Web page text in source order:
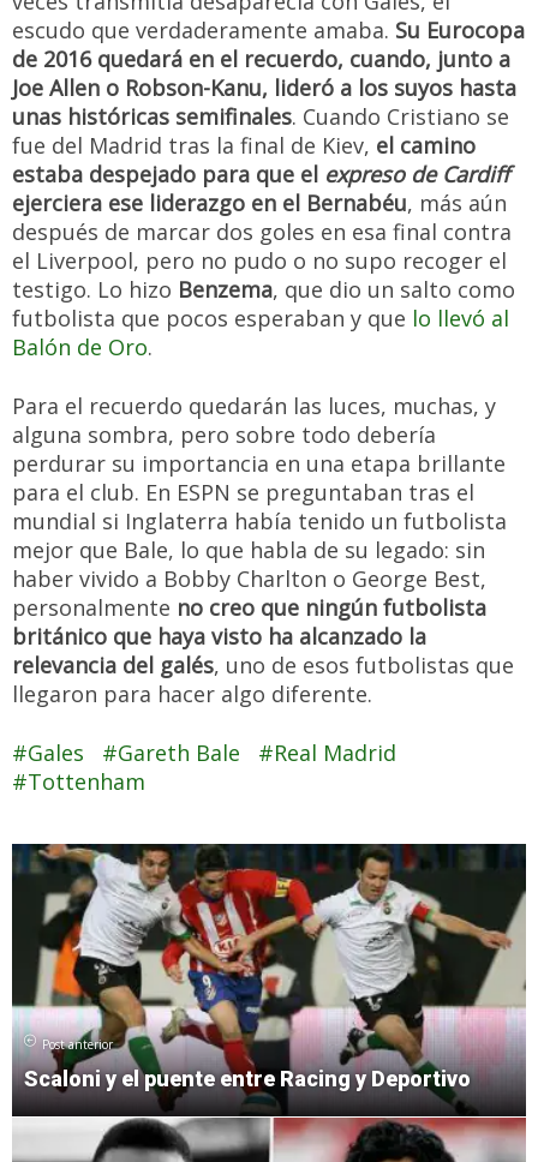
escudo que verdaderamente amaba. Su Eurocopa
de 2016 quedará en el recuerdo, cuando, junto a
Joe Allen o Robson-Kanu, lideró a los suyos hasta
unas históricas semifinales. Cuando Cristiano se
fue del Madrid tras la final de Kiev, el camino
estaba despejado para que el expreso de Cardiff
ejerciera ese liderazgo en el Bernabéu, más aún
después de marcar dos goles en esa final contra
el Liverpool, pero no pudo o no supo recoger el
testigo. Lo hizo Benzema, que dio un salto como
futbolista que pocos esperaban y que lo llevó al
Balón de Oro.
Para el recuerdo quedarán las luces, muchas, y
alguna sombra, pero sobre todo debería
perdurar su importancia en una etapa brillante
para el club. En ESPN se preguntaban tras el
mundial si Inglaterra había tenido un futbolista
mejor que Bale, lo que habla de su legado: sin
haber vivido a Bobby Charlton o George Best,
personalmente no creo que ningún futbolista
británico que haya visto ha alcanzado la
relevancia del galés, uno de esos futbolistas que
llegaron para hacer algo diferente.
Gales Gareth Bale
Real Madrid
Tottenham
Post anterior
Scaloni y el puente entre Racing y Deportivo